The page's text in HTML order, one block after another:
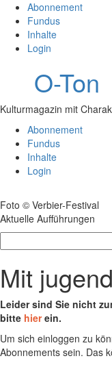
Abonnement
Fundus
Inhalte
Login
O-Ton
Kulturmagazin mit
Abonnement
Fundus
Inhalte
Login
Foto © Verbier-Festival
Aktuelle Aufführungen
nach:
Mit
Leider sind Sie nicht
bitte hierein.
Um sich einloggen zu
Abonnements sein. Das